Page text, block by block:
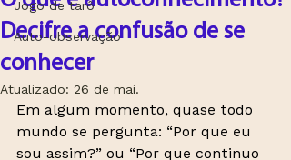
Jogo de tarô
Auto-observação
Decifre a confusão de se
conhecer
Atualizado: 26 de mai.
Em algum momento, quase todo
mundo se pergunta: “Por que eu
sou assim?” ou “Por que continuo